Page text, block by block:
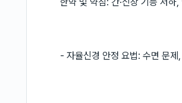
- 자율신경 안정 요법: 수면 문